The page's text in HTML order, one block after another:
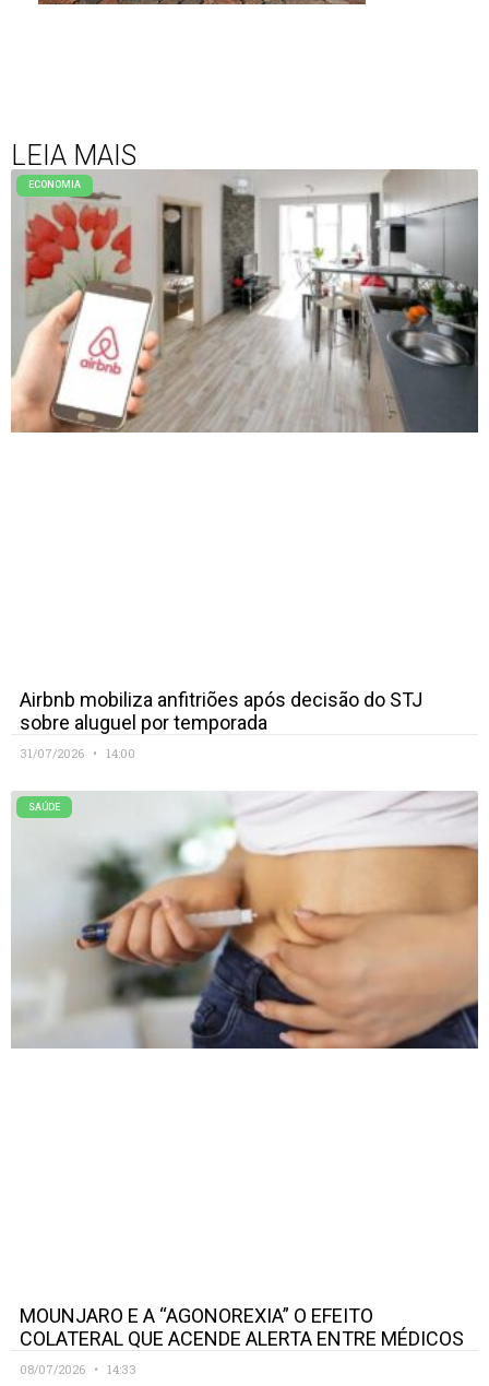
LEIA MAIS
ECONOMIA
Airbnb mobiliza anfitriões após decisão do STJ
sobre aluguel por temporada
31/07/2026 14:00
SAÚDE
MOUNJARO E A “AGONOREXIA” O EFEITO
COLATERAL QUE ACENDE ALERTA ENTRE MÉDICOS
08/07/2026 14:33